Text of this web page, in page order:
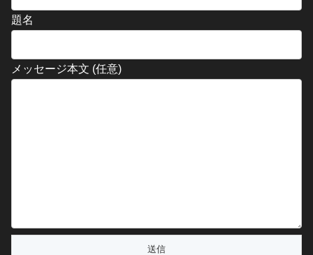
題名
メッセージ本文 (任意)